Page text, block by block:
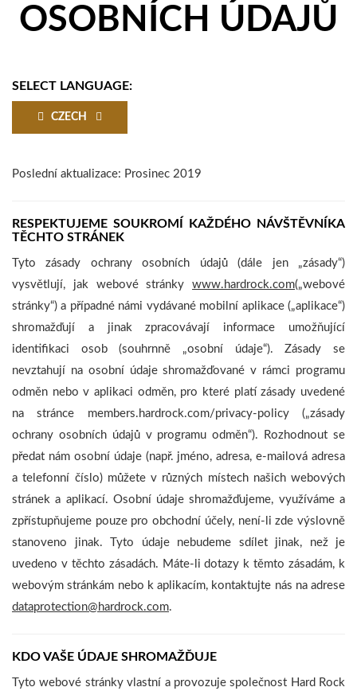
OSOBNÍCH ÚDAJŮ
SELECT LANGUAGE:
CZECH
Poslední aktualizace: Prosinec 2019
RESPEKTUJEME SOUKROMÍ KAŽDÉHO NÁVŠTĚVNÍKA
TĚCHTO STRÁNEK
Tyto zásady ochrany osobních údajů (dále jen „zásady“)
vysvětlují, jak webové stránky www.hardrock.com(„webové
stránky“) a případné námi vydávané mobilní aplikace („aplikace“)
shromažďují a jinak zpracovávají informace umožňující
identifikaci osob (souhrnně „osobní údaje“). Zásady se
nevztahují na osobní údaje shromažďované v rámci programu
odměn nebo v aplikaci odměn, pro které platí zásady uvedené
na stránce members.hardrock.com/privacy-policy („zásady
ochrany osobních údajů v programu odměn“). Rozhodnout se
předat nám osobní údaje (např. jméno, adresa, e-mailová adresa
a telefonní číslo) můžete v různých místech našich webových
stránek a aplikací. Osobní údaje shromažďujeme, využíváme a
zpřístupňujeme pouze pro obchodní účely, není-li zde výslovně
stanoveno jinak. Tyto údaje nebudeme sdílet jinak, než je
uvedeno v těchto zásadách. Máte-li dotazy k těmto zásadám, k
webovým stránkám nebo k aplikacím, kontaktujte nás na adrese
dataprotection@hardrock.com.
KDO VAŠE ÚDAJE SHROMAŽĎUJE
Tyto webové stránky vlastní a provozuje společnost Hard Rock